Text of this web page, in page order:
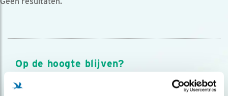
Op de hoogte blijven?
Meld je aan en ontvang nieuws, inspiratie, acties en tips
over vogels en activiteiten van Vogelbescherming.